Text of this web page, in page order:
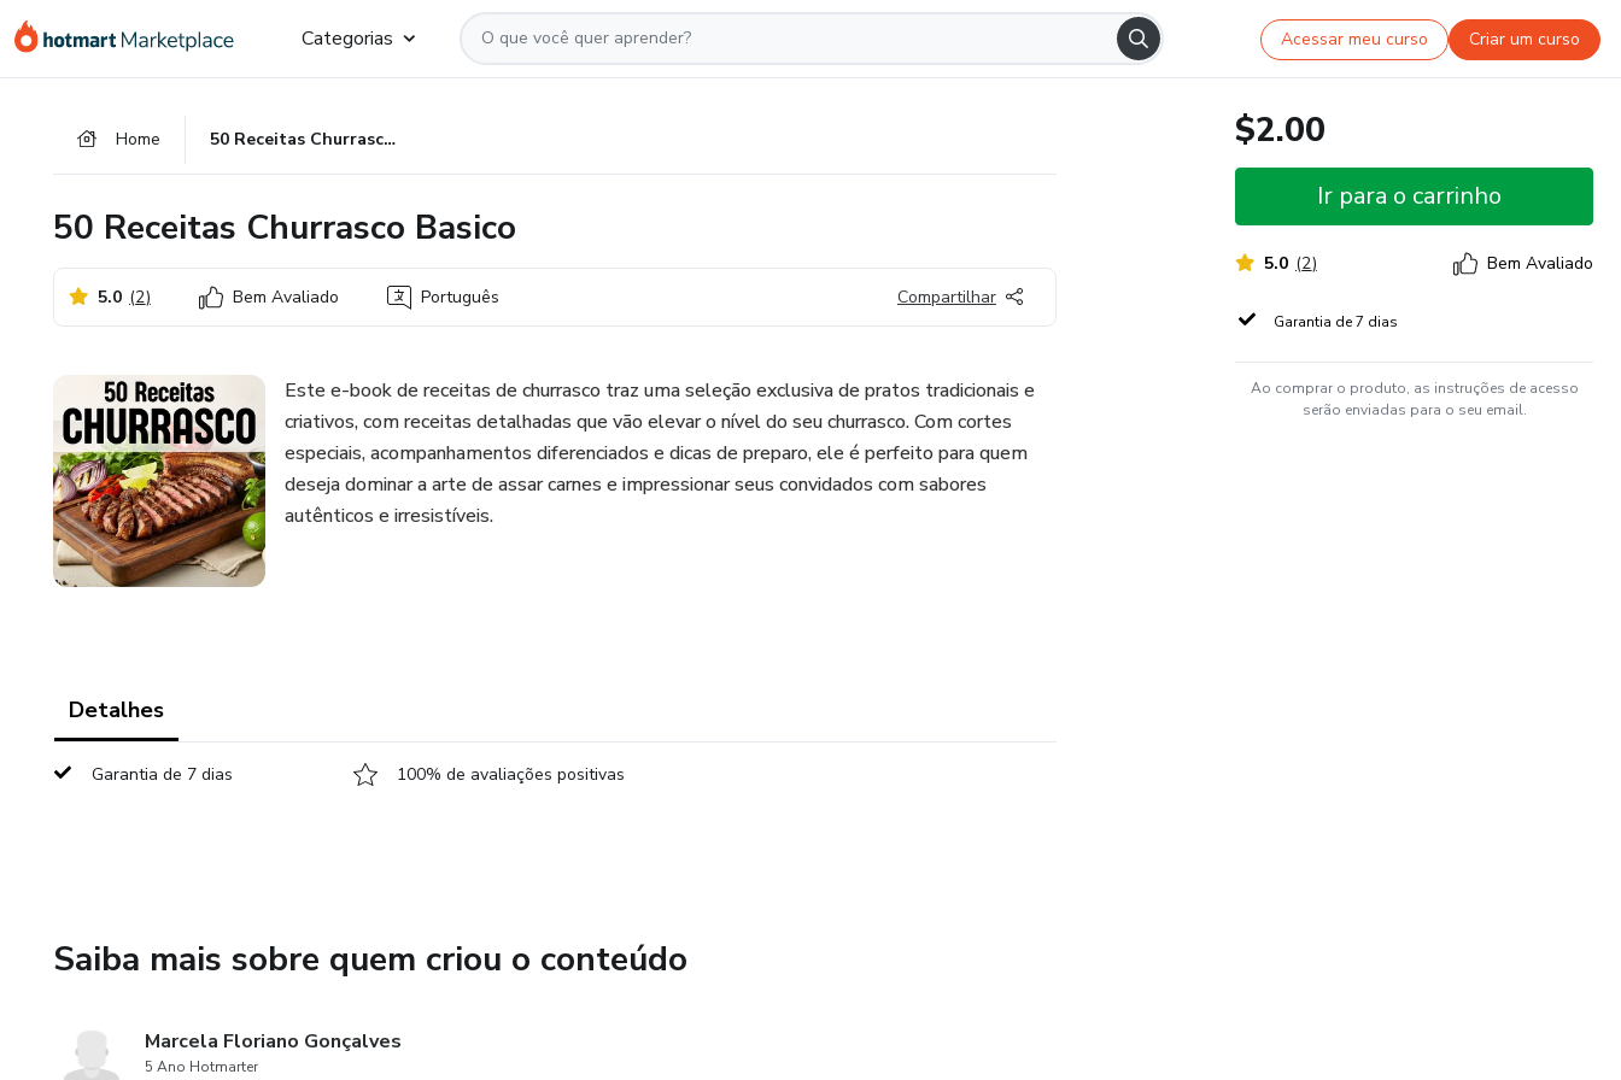
para
para
para
Categorias Acessar meu curso Criar um curso
Home 50 Receitas Churrasco Basico
50 Receitas Churrasco Basico
5.0 (2) Bem Avaliado Português Compartilhar
Este e-book de receitas de churrasco traz uma seleção exclusiva de pratos tradicionais e
criativos, com receitas detalhadas que vão elevar o nível do seu churrasco. Com cortes
especiais, acompanhamentos diferenciados e dicas de preparo, ele é perfeito para quem
deseja dominar a arte de assar carnes e impressionar seus convidados com sabores
autênticos e irresistíveis.
Detalhes
Garantia de 7 dias 100% de avaliações positivas
Saiba mais sobre quem criou o conteúdo
Marcela Floriano Gonçalves
5 Ano Hotmarter
$2.00
Ir para o carrinho
5.0 (2) Bem Avaliado
Garantia de 7 dias
Ao comprar o produto, as instruções de acesso
serão enviadas para o seu email.